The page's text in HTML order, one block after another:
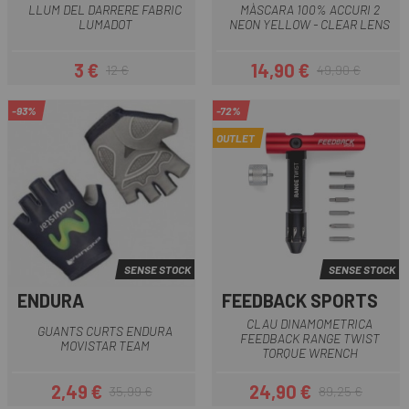
LLUM DEL DARRERE FABRIC
LUMADOT
Preu
3 € Preu regular
12 €
MÀSCARA 100% ACCURI 2
NEON YELLOW - CLEAR LENS
Preu
14,90 €Preu regular
49,90 €
-93%
SENSE STOCK
ENDURA
GUANTS CURTS ENDURA
MOVISTAR TEAM
Preu
2,49 €Preu regular
35,99 €
-72%
OUTLET
SENSE STOCK
FEEDBACK SPORTS
CLAU DINAMOMETRICA
FEEDBACK RANGE TWIST
TORQUE WRENCH
Preu
24,90 €Preu regular
89,25 €